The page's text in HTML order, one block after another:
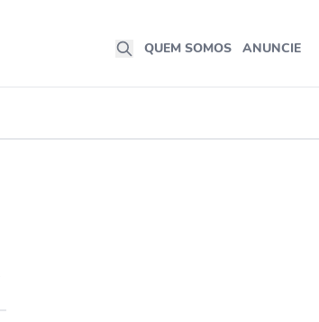
QUEM SOMOS ANUNCIE